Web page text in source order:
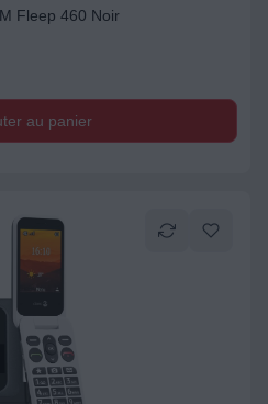
Fleep 460 Noir
au panier